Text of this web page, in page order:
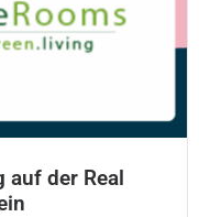
auf der Real